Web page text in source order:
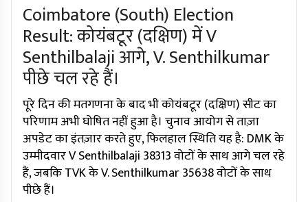
Coimbatore (South) Election
Result: कोयंबटूर (दक्षिण) में V
Senthilbalaji आगे, V. Senthilkumar
पीछे चल रहे हैं।
पूरे दिन की मतगणना के बाद भी कोयंबटूर (दक्षिण) सीट का
परिणाम अभी घोषित नहीं हुआ है। चुनाव आयोग से ताज़ा
अपडेट का इंतज़ार करते हुए, फिलहाल स्थिति यह है: DMK के
उम्मीदवार V Senthilbalaji 38313 वोटों के साथ आगे चल रहे
हैं, जबकि TVK के V. Senthilkumar 35638 वोटों के साथ
पीछे हैं।